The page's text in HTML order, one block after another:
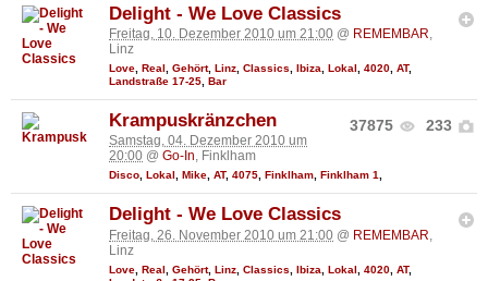
Delight - We Love Classics
Freitag, 10. Dezember 2010 um 21:00 @ REMEMBAR,
Linz
Love Real Gehört, Linz Classics Ibiza Lokal 4020 AT,
Landstraße 17-25 Bar
37875 233
Krampuskränzchen
Samstag, 04. Dezember 2010 um
20:00 @ Go-In, Finklham
Disco, Lokal, Mike, AT, 4075, Finklham, Finklham 1,
Delight - We Love Classics
Freitag, 26. November 2010 um 21:00 @ REMEMBAR
Linz
Love Real Gehört, Linz Classics Ibiza Lokal 4020 AT,